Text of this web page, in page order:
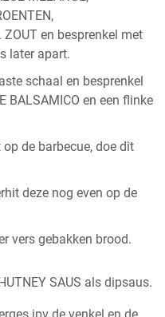
,
ZOUT en besprenkel met
later apart.
schaal en besprenkel
BALSAMICO en een flinke
de barbecue, doe dit
deze nog even op de
vers gebakken brood.
SAUS als dipsaus.